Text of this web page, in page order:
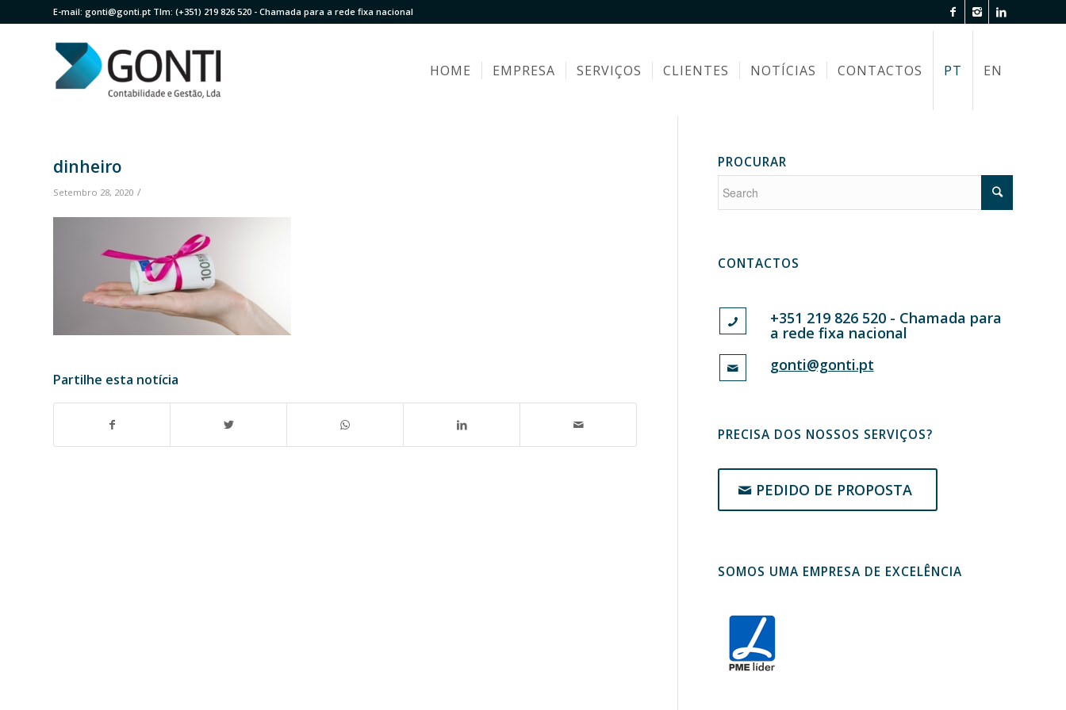
E-mail: gonti@gonti.pt Tlm: (+351) 219 826 520 - Chamada para a rede fixa nacional
HOME EMPRESA SERVIÇOS CLIENTES NOTÍCIAS CONTACTOS PT EN
dinheiro
Setembro 28, 2020 /
Partilhe esta notícia
PROCURAR
CONTACTOS
+351 219 826 520 - Chamada para
a rede fixa nacional
gonti@gonti.pt
PRECISA DOS NOSSOS SERVIÇOS?
PEDIDO DE PROPOSTA
SOMOS UMA EMPRESA DE EXCELÊNCIA